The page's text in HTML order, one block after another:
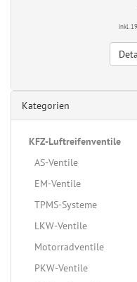
inkl.
Kategorien
KFZ-Luftreifenventile
AS-Ventile
EM-Ventile
TPMS-Systeme
LKW-Ventile
Motorradventile
PKW-Ventile